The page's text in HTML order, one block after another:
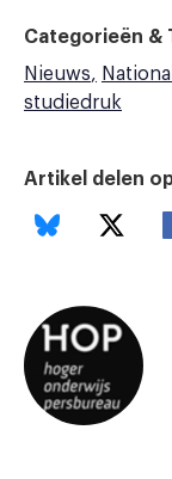
Categorieën &
Nieuws
studiedruk
Artikel delen